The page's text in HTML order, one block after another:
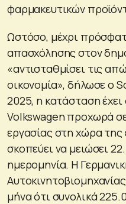
φαρμακευτικών
Ωστόσο, μέχρι
απασχόλησης στον
«αντισταθμίσει τις
οικονομία», δήλωσε ο
2025, η κατάσταση
Volkswagen προχωρά
εργασίας στη χώρα
σκοπεύει να μειώσει
ημερομηνία. Η
μήνα ότι συνολικά